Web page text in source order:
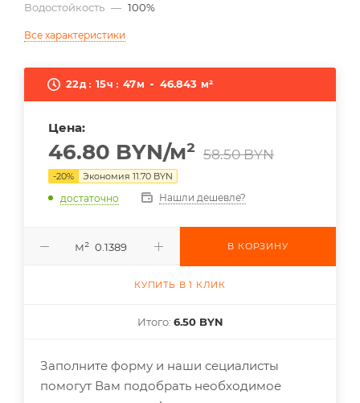
Водостойкость — 100%
Все характеристики
22д 15ч 47м 46.843 м²
Цена:
46.80 BYN/м² 58.50BYN
-20% Экономия 11.70 BYN
достаточно Нашли дешевле?
м² В КОРЗИНУ
КУПИТЬ В 1 КЛИК
Итого: 6.50 BYN
Заполните форму и наши сециалисты
помогут Вам подобрать необходимое